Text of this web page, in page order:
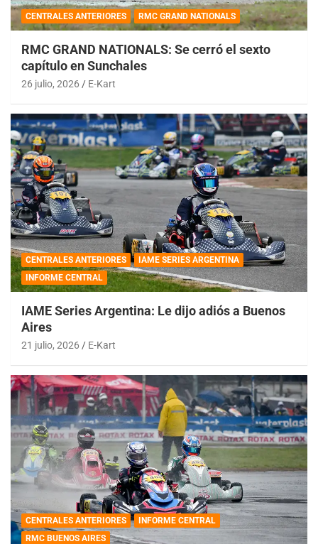
CENTRALES ANTERIORES RMC GRAND NATIONALS
RMC GRAND NATIONALS: Se cerró el sexto
capítulo en Sunchales
26 julio, 2026 E-Kart
CENTRALES ANTERIORES
IAME SERIES ARGENTINA
INFORME CENTRAL
IAME Series Argentina: Le dijo adiós a Buenos
Aires
21 julio, 2026 E-Kart
CENTRALES ANTERIORES
INFORME CENTRAL
RMC BUENOS AIRES